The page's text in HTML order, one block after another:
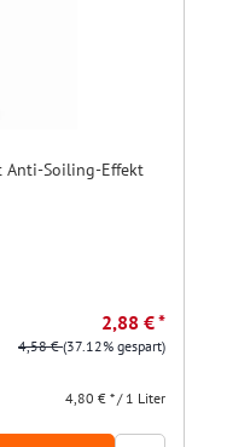
Anti-Soiling-Effekt
2,88 € *
4,58 €(37.12% gespart)
4,80 € * / 1 Liter